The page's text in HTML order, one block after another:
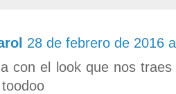
28 de febrero de 2016
con el look que nos